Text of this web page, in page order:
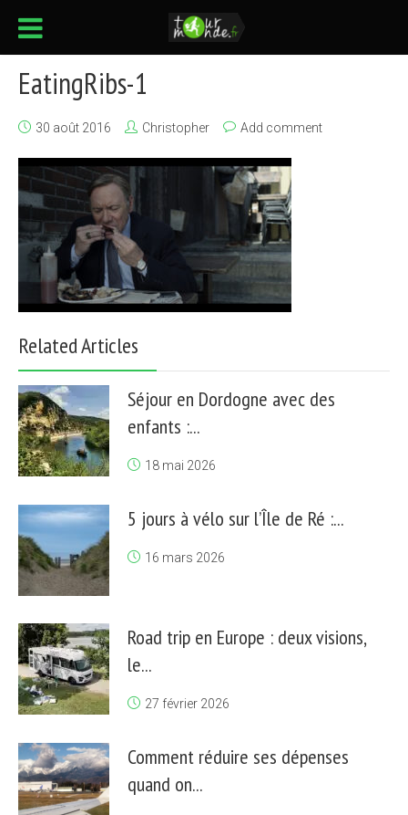
EatingRibs-1
30 août 2016 Christopher Add comment
Related Articles
Séjour en Dordogne avec des
enfants :...
18 mai 2026
5 jours à vélo sur l’Île de Ré :...
16 mars 2026
Road trip en Europe : deux visions,
le...
27 février 2026
Comment réduire ses dépenses
quand on...